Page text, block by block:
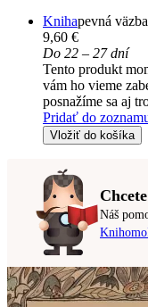
Knihapevná
9,60 €
Do 22 – 27 dní
Tento produkt
vám ho vieme
posnažíme sa aj
Pridať do
Vložiť do košíka
Náš